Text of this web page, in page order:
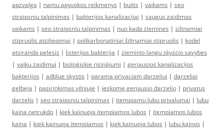
apzvalga | namu apyvokos reikmenys | buitis | vaikams | seo
straipsniu talpinimas | bakterijos kanalizacijai | saugus zaidimas
vaikams | seo straipsniu talpinimas | nuo kada ziemines | siltnamiai
stipruolis atsiliepimai | polikarbonatiniai šiltnamiai stipruolis | kodel
atsiranda pelesis | listerijos bakterija | zieminio langu skyscio savybes
| vaiku zaidimui | bioloģiskie risinājumi | geriausios kanalizacijos
bakterijos | adblue skystis | parama privaciam darzeliui | darzeliai
gelbeja | pasirinkimas vilniuje | ieskome geriausio darzelio | privatus
darzelis | seo straipsniu talpinimas | itempiamu lubu privalumai | lubu
kaina netrukdo | kiek kainuoja itempiamos lubos | itempiamos lubos
kaina | kiek kainuoja itempiamos | kiek kainuoja lubos | lubu kainos |